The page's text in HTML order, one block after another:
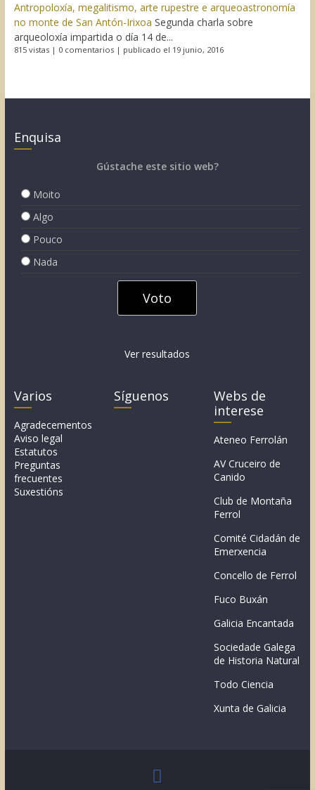
Antropoloxía, megalitismo, arte rupestre e arqueoastronomía
no monte de San Antón-Irixoa Segunda charla sobre
arqueoloxía impartida o día 14 de...
815 vistas| 0 comentarios| publicado el 19 junio, 2016
Enquisa
Gústache este sitio web?
Moito
Algo
Pouco
Nada
Ver resultados
Varios
Agradecementos
Aviso legal
Estatutos
Preguntas
frecuentes
Suxestións
Síguenos
Webs de
interese
Ateneo Ferrolán
AV Cruceiro de
Canido
Club de Montaña
Ferrol
Comité Cidadán de
Emerxencia
Concello de Ferrol
Fuco Buxán
Galicia Encantada
Sociedade Galega
de Historia Natural
Todo Ciencia
Xunta de Galicia